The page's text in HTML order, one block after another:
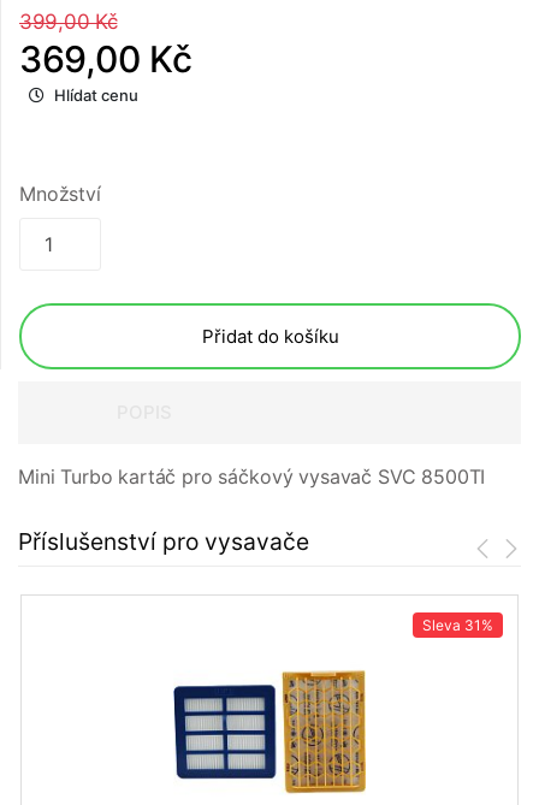
399,00 Kč
369,00 Kč
Hlídat cenu
Množství
Přidat do košíku
Mini Turbo kartáč pro sáčkový vysavač SVC 8500TI
Příslušenství pro vysavače
Sleva 31%